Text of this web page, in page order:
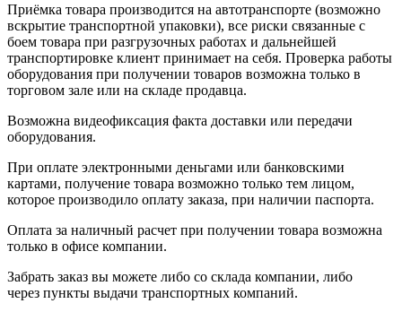
Приёмка товара производится на автотранспорте (возможно
вскрытие транспортной упаковки), все риски связанные с
боем товара при разгрузочных работах и дальнейшей
транспортировке клиент принимает на себя. Проверка работы
оборудования при получении товаров возможна только в
торговом зале или на складе продавца.
Возможна видеофиксация факта доставки или передачи
оборудования.
При оплате электронными деньгами или банковскими
картами, получение товара возможно только тем лицом,
которое производило оплату заказа, при наличии паспорта.
Оплата за наличный расчет при получении товара возможна
только в офисе компании.
Забрать заказ вы можете либо со склада компании, либо
через пункты выдачи транспортных компаний.